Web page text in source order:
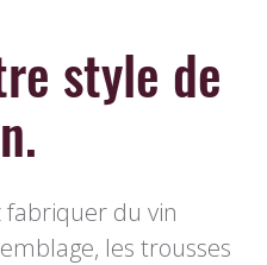
style de
fabriquer du vin
les trousses